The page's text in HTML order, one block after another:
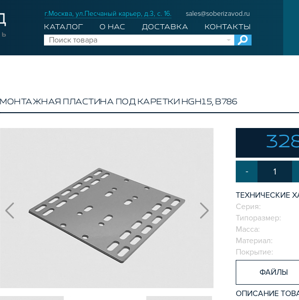
г.Москва, ул.Песчаный карьер, д.3, с. 16. sales@soberizavod.ru
КАТАЛОГ О НАС ДОСТАВКА КОНТАКТЫ
МОНТАЖНАЯ ПЛАСТИНА ПОД КАРЕТКИ HGH15, B786
-
ТЕХНИЧЕСКИЕ
Серия:
Типоразмер:
Масса:
Материал:
Покрытие:
ФАЙЛЫ
ОПИСАНИЕ